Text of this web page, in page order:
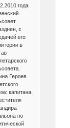
года
с
его
в
Героев
капитана,
по